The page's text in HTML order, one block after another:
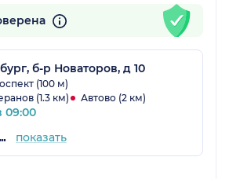
б-р Новаторов, д 10
(100 м)
(1.3 км)
Автово (2 км)
09:00
+7 (812) 309-12-21 показать